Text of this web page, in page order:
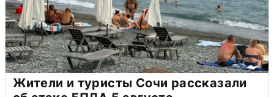
Жители и туристы Сочи рассказали